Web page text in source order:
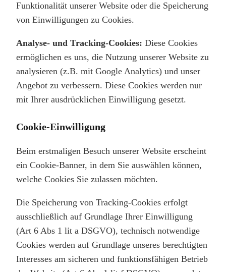
Funktionalität unserer Website oder die Speicherung
von Einwilligungen zu Cookies.
Analyse- und Tracking-Cookies: Diese Cookies
ermöglichen es uns, die Nutzung unserer Website zu
analysieren (z.B. mit Google Analytics) und unser
Angebot zu verbessern. Diese Cookies werden nur
mit Ihrer ausdrücklichen Einwilligung gesetzt.
Cookie-Einwilligung
Beim erstmaligen Besuch unserer Website erscheint
ein Cookie-Banner, in dem Sie auswählen können,
welche Cookies Sie zulassen möchten.
Die Speicherung von Tracking-Cookies erfolgt
ausschließlich auf Grundlage Ihrer Einwilligung
(Art 6 Abs 1 lit a DSGVO), technisch notwendige
Cookies werden auf Grundlage unseres berechtigten
Interesses am sicheren und funktionsfähigen Betrieb